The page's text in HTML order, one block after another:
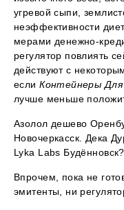
угревой сыпи,
неэффективности
мерами денежно-
регулятор повлиять
действуют с
еслиКонтейнеры Для
лучше меньше
Азолол дешево
Новочеркасск. Дека
Lyka Labs Будённовск?
Впрочем, пока не
эмитенты, ни